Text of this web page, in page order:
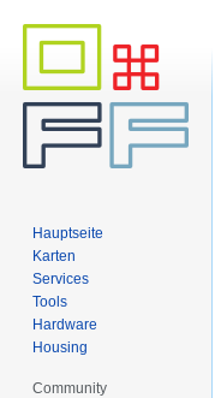
Hauptseite
Karten
Services
Tools
Hardware
Housing
Community